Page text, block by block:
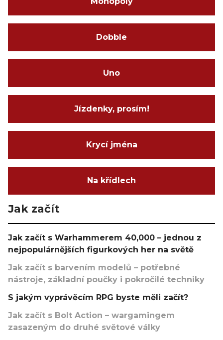
Dobble
Uno
Jízdenky, prosím!
Krycí jména
Na křídlech
Jak začít
Jak začít s Warhammerem 40,000 – jednou z
nejpopulárnějších figurkových her na světě
Jak začít s barvením modelů – potřebné
nástroje, základní poučky i pokročilé techniky
S jakým vyprávěcím RPG byste měli začít?
Jak začít s Bolt Action – wargamingem
zasazeným do druhé světové války